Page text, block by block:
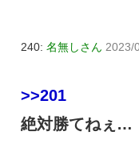
240: 名無しさん 2023/
>>201
絶対勝てねぇ…